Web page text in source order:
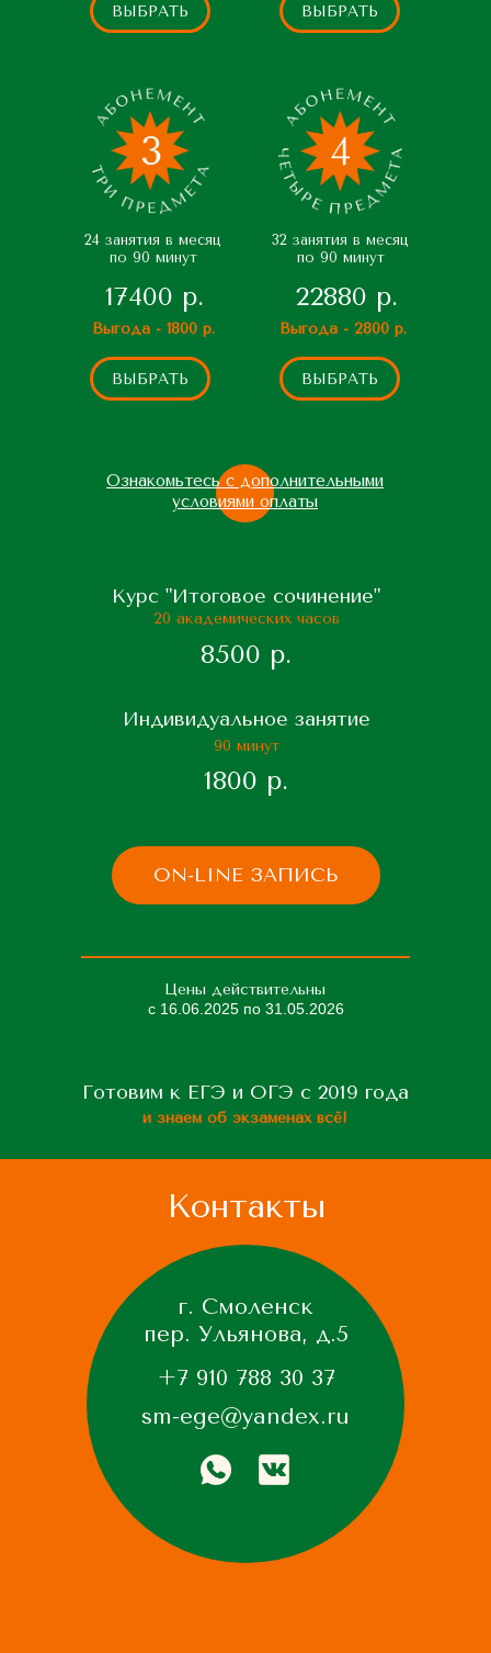
ВЫБРАТЬ
32 занятия в месяц
по 90 минут
22880 р.
Выгода - 2800 р.
ВЫБРАТЬ
24 занятия в месяц
по 90 минут
17400 р.
Выгода - 1800 р.
ВЫБРАТЬ
ВЫБРАТЬ
Цены действительны
Курс "Итоговое сочинение"
20 академических часов
8500 р.
Индивидуальное занятие
90 минут
1800 р.
ON-LINE ЗАПИСЬ
Ознакомьтесь с дополнительными
условиями оплаты
с 16.06.2025 по 31.05.2026
Готовим к ЕГЭ и ОГЭ с 2019 года
и знаем об экзаменах всё!
Контакты
г. Смоленск
пер. Ульянова, д.5
+7 910 788 30 37
sm-ege@yandex.ru